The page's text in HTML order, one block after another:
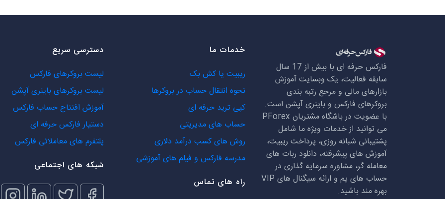
فارکس حرفه ای با بیش از 17 سال
سابقه فعالیت، یک وبسایت آموزش
بازارهای مالی و مرجع رتبه بندی
بروکرهای فارکس و باینری آپشن است.
با عضویت در باشگاه مشتریان PForex
می توانید از خدمات ویژه ما شامل
پشتیبانی شبانه روزی، پرداخت ریبیت،
آموزش های پیشرفته، دانلود ربات های
معامله گر، مشاوره سرمایه گذاری در
حساب های پم و ارائه سیگنال های VIP
بهره مند باشید.
خدمات ما
ریبیت یا کش بک
نحوه انتقال حساب در بروکرها
کپی ترید حرفه ای
حساب های مدیریتی
روش های کسب درآمد دلاری
مدرسه فارکس و فیلم های آموزشی
راه های تماس
دسترسی سریع
لیست بروکرهای فارکس
لیست بروکرهای باینری آپشن
آموزش افتتاح حساب فارکس
دستیار فارکس حرفه ای
پلتفرم های معاملاتی فارکس
شبکه های اجتماعی